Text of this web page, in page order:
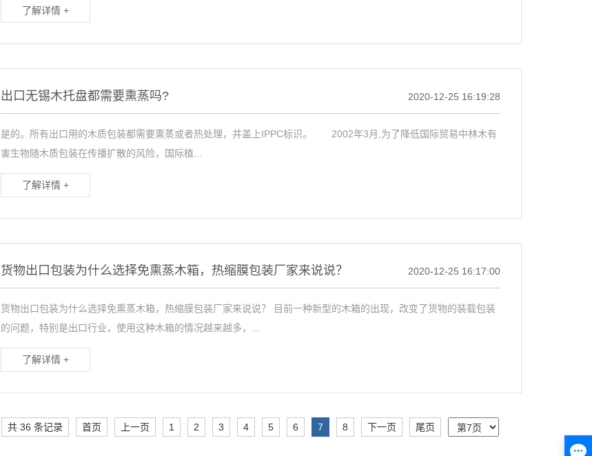
了解详情 +
出口无锡木托盘都需要熏蒸吗? 2020-12-25 16:19:28
是的。所有出口用的木质包装都需要熏蒸或者热处理，并盖上IPPC标识。 2002年3月,为了降低国际贸易中林木有
害生物随木质包装在传播扩散的风险，国际植...
了解详情 +
货物出口包装为什么选择免熏蒸木箱，热缩膜包装厂家来说说？ 2020-12-25 16:17:00
货物出口包装为什么选择免熏蒸木箱，热缩膜包装厂家来说说？ 目前一种新型的木箱的出现，改变了货物的装载包装
的问题，特别是出口行业，使用这种木箱的情况越来越多，...
了解详情 +
共 36 条记录 首页 上一页 1 2 3 4 5 6 7 8 下一页 尾页